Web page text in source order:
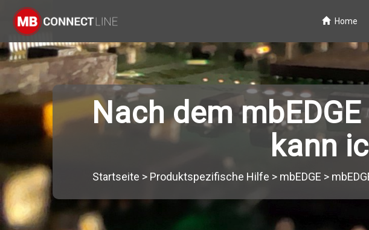
Home
Nach dem
kann
Startseite > Produktspezifische Hilfe > mbEDGE >